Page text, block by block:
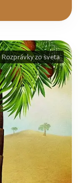
Rozprávky zo sveta